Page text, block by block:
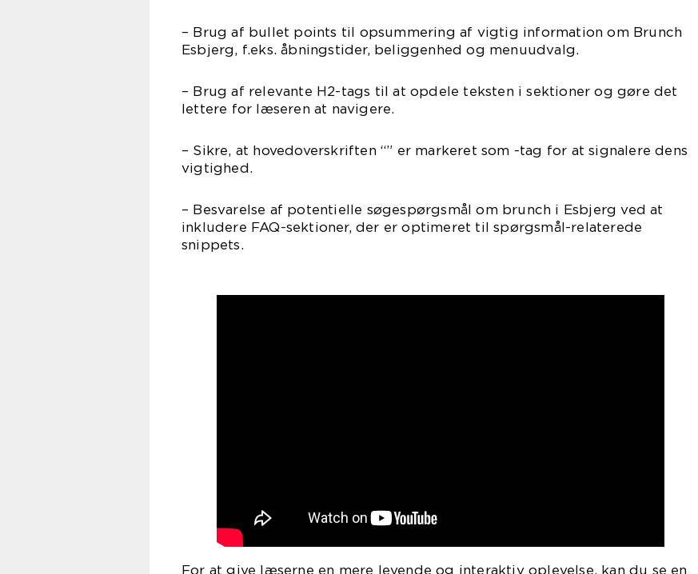
– Brug af bullet points til opsummering af vigtig information om Brunch
Esbjerg, f.eks. åbningstider, beliggenhed og menuudvalg.
– Brug af relevante H2-tags til at opdele teksten i sektioner og gøre det
lettere for læseren at navigere.
– Sikre, at hovedoverskriften “” er markeret som -tag for at signalere dens
vigtighed.
– Besvarelse af potentielle søgespørgsmål om brunch i Esbjerg ved at
inkludere FAQ-sektioner, der er optimeret til spørgsmål-relaterede
snippets.
For at give læserne en mere levende og interaktiv oplevelse, kan du se en